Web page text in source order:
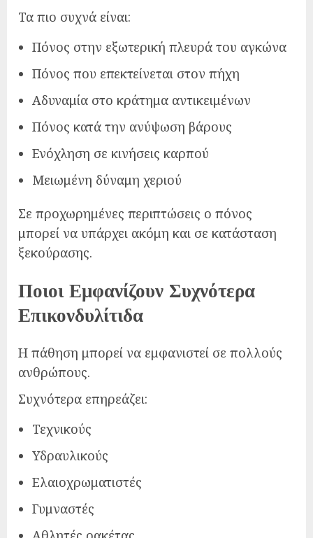
Τα πιο συχνά είναι:
Πόνος στην εξωτερική πλευρά του αγκώνα
Πόνος που επεκτείνεται στον πήχη
Αδυναμία στο κράτημα αντικειμένων
Πόνος κατά την ανύψωση βάρους
Ενόχληση σε κινήσεις καρπού
Μειωμένη δύναμη χεριού
Σε προχωρημένες περιπτώσεις ο πόνος
μπορεί να υπάρχει ακόμη και σε κατάσταση
ξεκούρασης.
Ποιοι Εμφανίζουν Συχνότερα
Επικονδυλίτιδα
Η πάθηση μπορεί να εμφανιστεί σε πολλούς
ανθρώπους.
Συχνότερα επηρεάζει:
Τεχνικούς
Υδραυλικούς
Ελαιοχρωματιστές
Γυμναστές